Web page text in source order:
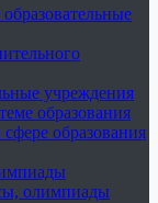
учреждения
образования
образования
олимпиады